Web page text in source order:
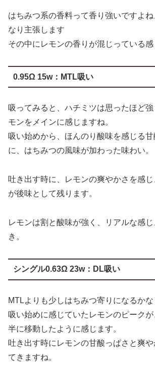
はちみつ系の香料って香り強いですよ
なり主張します
その中にレモンの香りが混じっている感
0.95Ω 15w：MTL吸い
吸ってみると、ハチミツは思ったほど
モンをメインに感じますね。
吸い始めから、ほんのり酸味を感じる
に、はちみつの風味が加わった味わい。
吐き出す時に、レモンの爽やかさを感
が後味として残ります。
レモンは割と酸味が強く、リアルな感
き。
シングル0.63Ω 23w：DL吸い
MTLよりも少しはちみつ寄りになるかな
吸い始めに感じていたレモンのピーク
半に移動したように感じます。
吐き出す時にレモンの甘酸っぱさと爽
てきますね。